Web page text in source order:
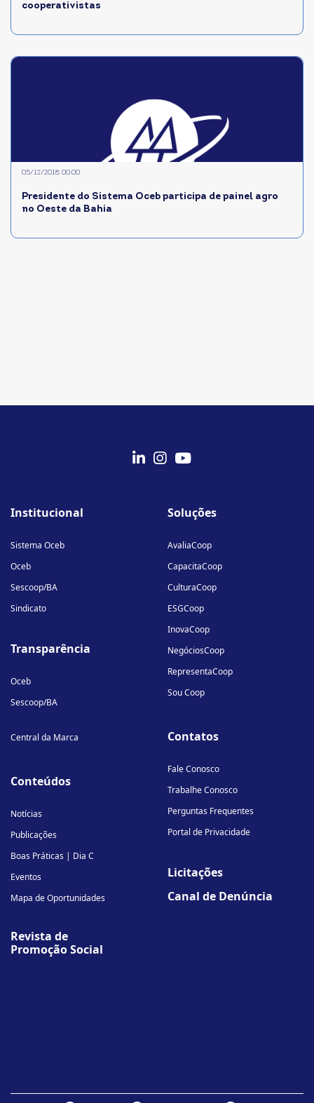
cooperativistas
Presidente do Sistema Oceb participa de painel agro
no Oeste da Bahia
05/12/2018 00:00
linkedin-
instagram
youtube
Institucional
Sistema Oceb
Oceb
Sescoop/BA
Sindicato
Transparência
Oceb
Sescoop/BA
Central da Marca
Conteúdos
Notícias
Publicações
Boas Práticas | Dia C
Eventos
Mapa de Oportunidades
Revista de
Promoção Social
Soluções
AvaliaCoop
CapacitaCoop
CulturaCoop
ESGCoop
InovaCoop
NegóciosCoop
RepresentaCoop
Sou Coop
Contatos
Fale Conosco
Trabalhe Conosco
Perguntas Frequentes
Portal de Privacidade
Licitações
Canal de Denúncia